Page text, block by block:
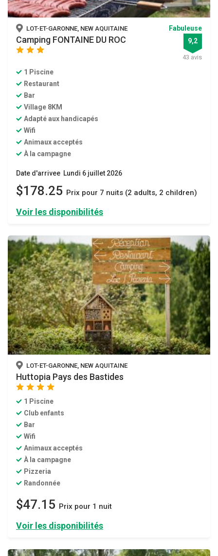
LOT-ET-GARONNE, NEW AQUITAINE
Camping FONTAINE DU ROC
star star
Fabuleuse
9,2
43 avis
1 Piscine
Restaurant
Bar
Village 8KM
Adapté aux handicapés
Wifi
Animaux acceptés
À la campagne
Date d'arrivee Lundi 6 juillet 2026
$178.25 Prix ​​pour 7 nuits (2 adults, 2 children)
Voir les disponibilités
LOT-ET-GARONNE, NEW AQUITAINE
Huttopia Pays des Bastides
star star star
1 Piscine
Club enfants
Bar
Wifi
Animaux acceptés
À la campagne
Pizzeria
Randonnée
$47.15 Prix ​​pour 1 nuit
Voir les disponibilités